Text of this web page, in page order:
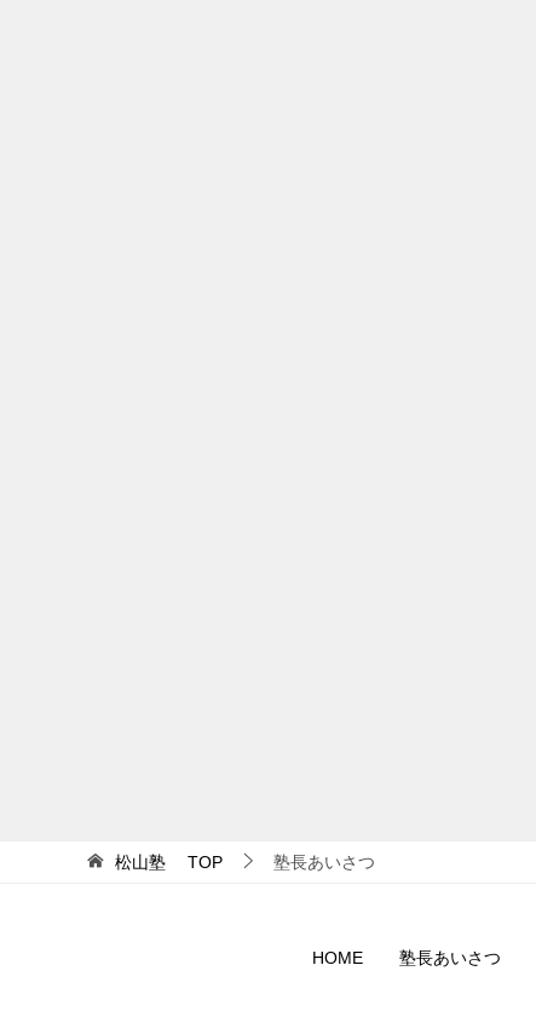
松山塾 TOP 塾長あいさつ
HOME 塾長あいさつ